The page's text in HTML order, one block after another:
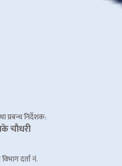
प्रबन्ध निर्देशक:
चाैधरी
दर्ता नं.